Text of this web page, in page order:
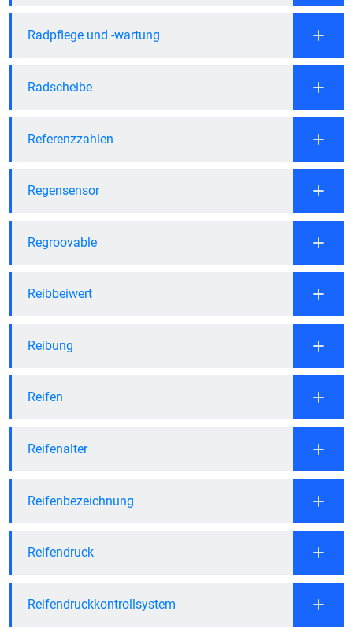
Radpflege und -wartung
Radscheibe
Referenzzahlen
Regensensor
Regroovable
Reibbeiwert
Reibung
Reifen
Reifenalter
Reifenbezeichnung
Reifendruck
Reifendruckkontrollsystem